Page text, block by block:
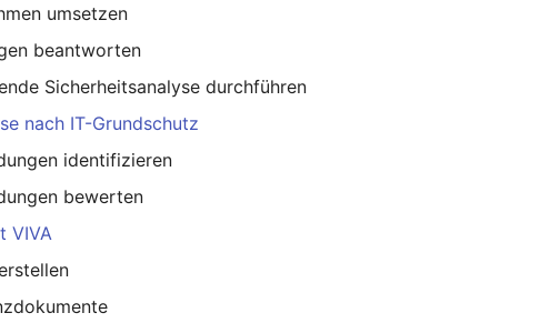
umsetzen
beantworten
Sicherheitsanalyse durchführen
nach IT-Grundschutz
identifizieren
bewerten
VIVA